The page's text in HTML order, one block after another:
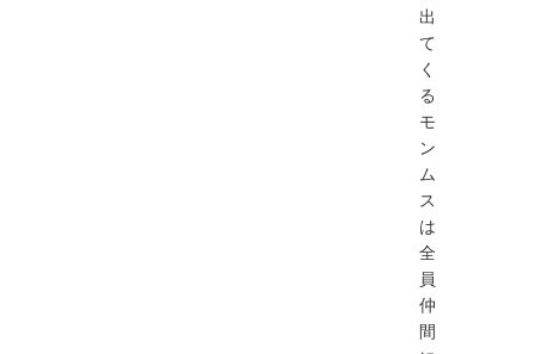
出
て
く
る
モ
ン
ム
ス
は
全
員
仲
間